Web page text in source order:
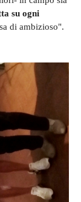
su ogni
di ambizioso".